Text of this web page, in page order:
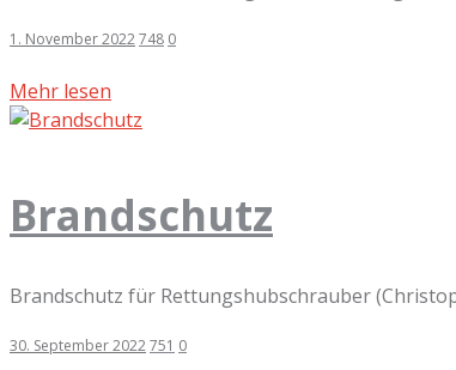
1. November 2022748 0
Mehr lesen
Brandschutz
Brandschutz für Rettungshubschrauber
30. September 2022751 0